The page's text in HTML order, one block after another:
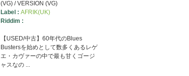
(VG) / VERSION (VG)
Label :AFRIK(UK)
Riddim :
【USED/中古】60年代のBlues
Bustersを始めとして数多くあるレゲ
エ・カヴァーの中で最も甘くゴージ
ャスなの ...